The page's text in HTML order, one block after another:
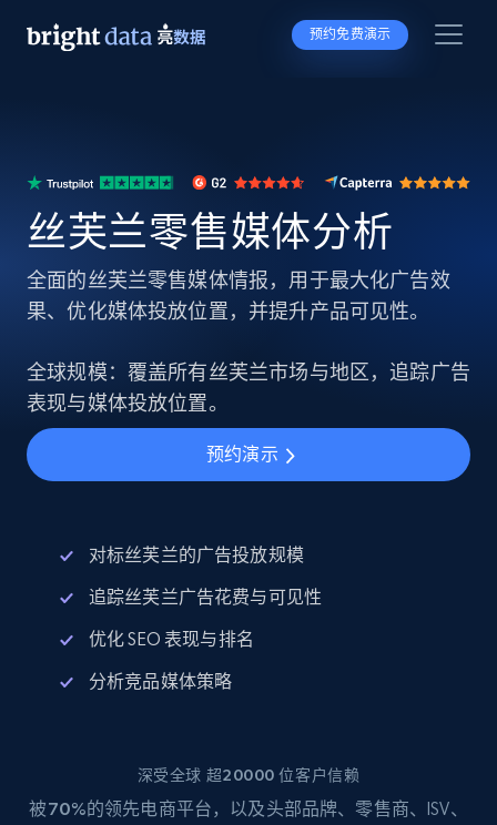
预约免费演示
丝芙兰零售媒体分析
全面的丝芙兰零售媒体情报，用于最大化广告效
果、优化媒体投放位置，并提升产品可见性。
全球规模：覆盖所有丝芙兰市场与地区，追踪广告
表现与媒体投放位置。
预约演示
对标丝芙兰的广告投放规模
追踪丝芙兰广告花费与可见性
优化 SEO 表现与排名
分析竞品媒体策略
深受全球 超20000 位客户信赖
被70%的领先电商平台，以及头部品牌、零售商、ISV、